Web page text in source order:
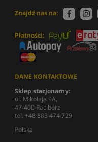
Znajdź nas na:
Płatności:
DANE KONTAKTOWE
Sklep stacjonarny:
ul. Mikołaja 9A,
47-400 Racibórz
tel. +48 883 474 729
Polska